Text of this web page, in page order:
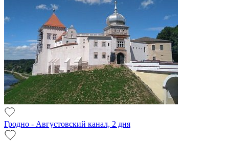
Гродно - Августовский канал, 2 дня